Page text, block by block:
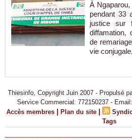
À
pendant 33
justice sur
diffamation,
de
vie
Thiesinfo, Copyright Juin 2007 - Propulsé
Service Commercial: 772150237 -
Accès membres | Plan du site |
Tags